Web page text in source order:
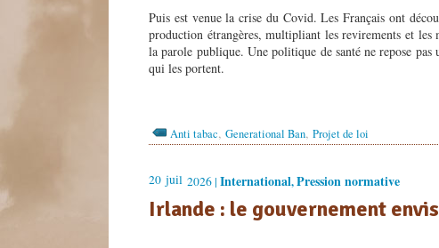
Puis est venue la crise du Covid. Les Français ont
production étrangères, multipliant les revirements et les
la parole publique. Une politique de santé ne repose
qui les portent.
Anti tabac, Generational Ban, Projet de loi
20 juil 2026 | International,Pression normative
Irlande : le gouvernement